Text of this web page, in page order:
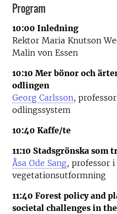
Program
10:00 Inledning
Rektor Maria Knutson
Malin von Essen
10:10 Mer bönor och
odlingen
Georg Carlsson,
odlingssystem
10:40 Kaffe/te
11:10 Stadsgrönska som
Åsa Ode Sang, professor i
vegetationsutformning
11:40 Forest policy and
societal challenges in